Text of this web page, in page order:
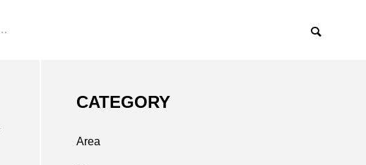
CATEGORY
Area